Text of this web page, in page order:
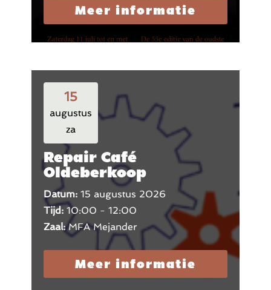
Meer informatie
15
augustus
za
Repair Café
Oldeberkoop
Datum: 15 augustus 2026
Tijd: 10:00 - 12:00
Zaal:MFA Mejander
Meer informatie